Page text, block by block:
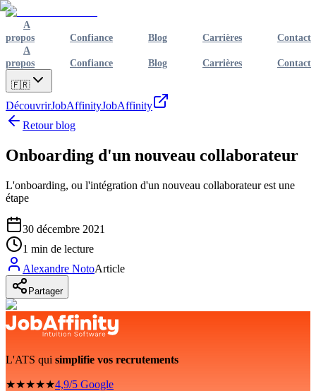
A
propos
Confiance Blog Carrières
Contact
A
propos
Confiance Blog Carrières Contact
🇫🇷
DécouvrirJobAffinityJobAffinity
Retour blog
Onboarding d'un nouveau collaborateur
L'onboarding, ou l'intégration d'un nouveau collaborateur est une
étape
30 décembre 2021
1 min de lecture
Alexandre NotoArticle
Partager
L'ATS qui simplifie vos recrutements
★★★★★4,9/5 Google